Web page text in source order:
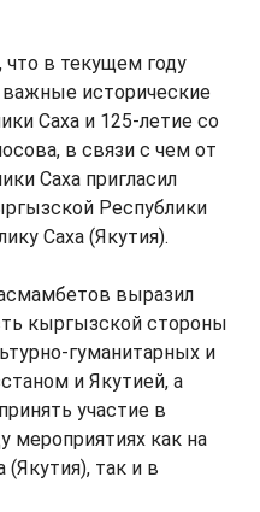
в текущем году
важные исторические
Саха и 125-летие со
в связи с чем от
Саха пригласил
Республики
Саха (Якутия).
выразил
кыргызской стороны
гуманитарных и
и Якутией, а
участие в
мероприятиях как на
(Якутия), так и в